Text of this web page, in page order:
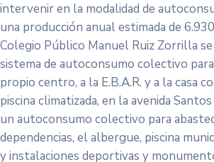
intervenir en la modalidad de
una producción anual estimada de
Colegio Público Manuel Ruiz Zorrilla
sistema de autoconsumo colectivo
propio centro, a la E.B.A.R. y a la casa
piscina climatizada, en la avenida
un autoconsumo colectivo para
dependencias, el albergue, piscina
y instalaciones deportivas y